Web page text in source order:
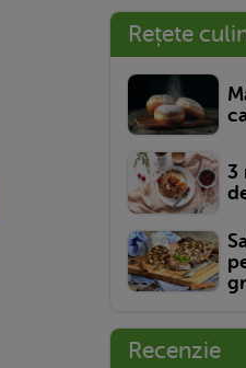
Rețete
3
Recenzie